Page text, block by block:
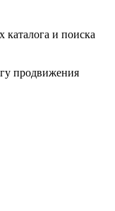
каталога и поиска
продвижения